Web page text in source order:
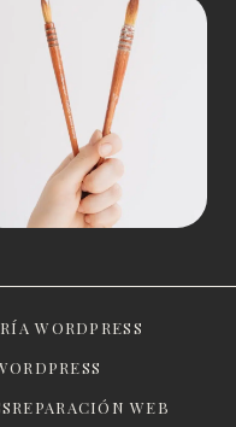
WORDPRESS
REPARACIÓN WEB